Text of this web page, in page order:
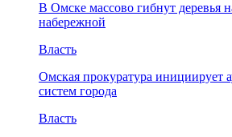
В Омске массово гибнут деревья
набережной
Власть
Омская прокуратура инициирует
систем города
Власть